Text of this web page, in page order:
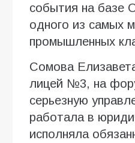
события на базе
одного из самых
промышленных
Сомова
лицей №3, на
серьезную
работала в
исполняла